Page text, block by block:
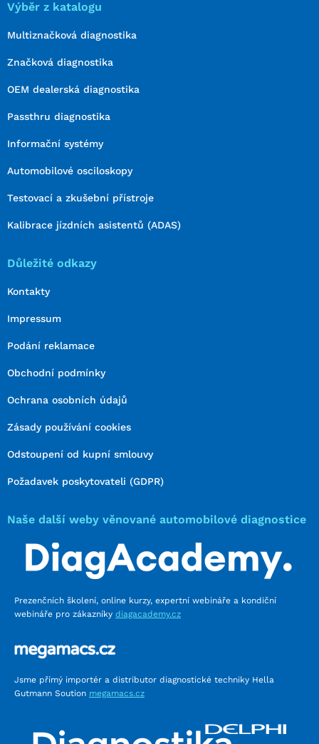
Výběr z katalogu
Multiznačková diagnostika
Značková diagnostika
OEM dealerská diagnostika
Passthru diagnostika
Informační systémy
Automobilové osciloskopy
Testovací a zkušební přístroje
Kalibrace jízdních asistentů (ADAS)
Důležité odkazy
Kontakty
Impressum
Podání reklamace
Obchodní podmínky
Ochrana osobních údajů
Zásady používání cookies
Odstoupení od kupní smlouvy
Požadavek poskytovateli (GDPR)
Naše další weby věnované automobilové diagnostice
Prezenčních školení, online kurzy, expertní webináře a kondiční
webináře pro zákazníky diagacademy.cz
Jsme přímý importér a distributor diagnostické techniky Hella
Gutmann Soution megamacs.cz